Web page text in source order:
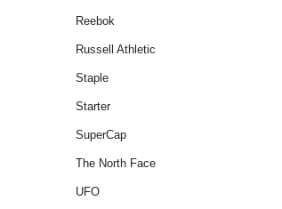
Reebok
Russell Athletic
Staple
Starter
SuperCap
The North Face
UFO